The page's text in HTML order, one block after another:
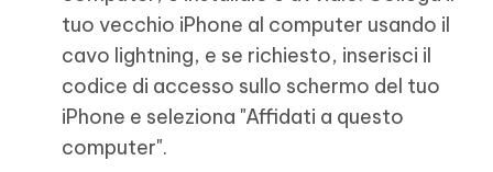
tuo vecchio iPhone al computer usando il
cavo lightning, e se richiesto, inserisci il
codice di accesso sullo schermo del tuo
iPhone e seleziona "Affidati a questo
computer".